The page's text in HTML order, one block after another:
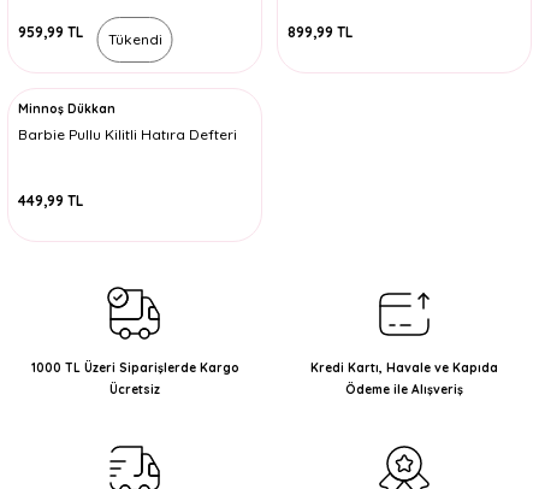
959,99 TL 899,99 TL
Tükendi
Minnoş Dükkan
Barbie Pullu Kilitli Hatıra Defteri
449,99 TL
1000 TL Üzeri Siparişlerde Kargo
Ücretsiz
Kredi Kartı, Havale ve Kapıda
Ödeme ile Alışveriş